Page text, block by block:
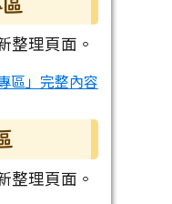
理之「中等學校教
整理頁面。
區」完整內容
整理頁面。